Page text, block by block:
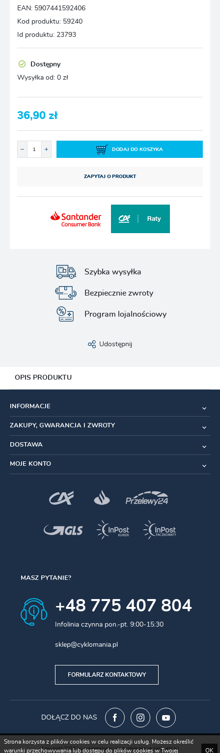
EAN: 5907441592406
Kod produktu: 59240
Id produktu: 23793
Dostępny
Wysyłka od: 0 zł
36,90 zł
DODAJ DO KOSZYKA
ZAPYTAJ O PRODUKT
Szybka wysyłka
Bezpiecznie zwroty
Program lojalnościowy
Udostępnij
OPIS PRODUKTU
przerzutki
Wykonane z Stop aluminium 7075-T651
Przerzutki 11/12rz Shimano MTB
Materiał Aluminium
INFORMACJE
ZAKUPY, GWARANCJA I ZWROTY
DOSTAWA
MOJE KONTO
MASZ PYTANIE?
+48 775 407 804
Infolinia czynna pon.-pt. 9:00-15:30
sklep@cyklomania.pl
FORMULARZ KONTAKTOWY
DOŁĄCZ DO NAS
Copyright 2020 by cyklomania.pl. Wszystkie prawa zastrzeżone
Strona korzysta z plików cookies w celu realizacji usług. Możesz określić
warunki przechowywania lub dostępu do plików cookies w Twojej
OK